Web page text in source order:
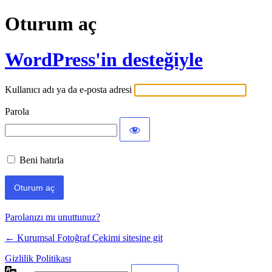
Oturum aç
WordPress'in desteğiyle
Kullanıcı adı ya da e-posta adresi
Parola
Beni hatırla
Parolanızı mı unuttunuz?
← Kurumsal Fotoğraf Çekimi sitesine git
Gizlilik Politikası